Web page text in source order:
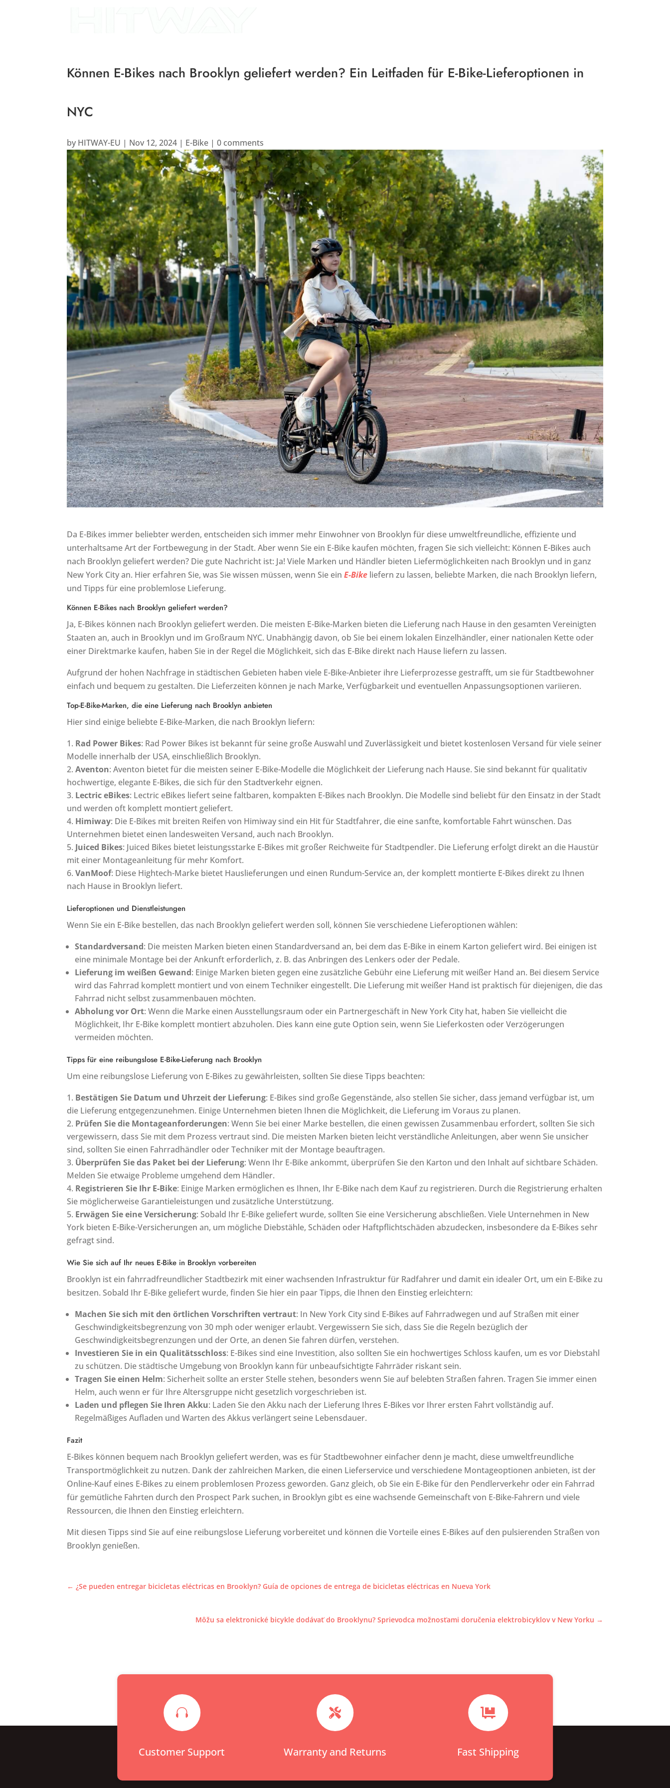
Können E-Bikes nach Brooklyn geliefert werden? Ein Leitfaden für E-Bike-Lieferoptionen in
NYC
by HITWAY-EU | Nov 12, 2024 | E-Bike |0 comments
Da E-Bikes immer beliebter werden, entscheiden sich immer mehr Einwohner von Brooklyn für diese umweltfreundliche, effiziente und
unterhaltsame Art der Fortbewegung in der Stadt. Aber wenn Sie ein E-Bike kaufen möchten, fragen Sie sich vielleicht: Können E-Bikes auch
nach Brooklyn geliefert werden? Die gute Nachricht ist: Ja! Viele Marken und Händler bieten Liefermöglichkeiten nach Brooklyn und in ganz
New York City an. Hier erfahren Sie, was Sie wissen müssen, wenn Sie einE-Bike liefern zu lassen, beliebte Marken, die nach Brooklyn liefern,
und Tipps für eine problemlose Lieferung.
Können E-Bikes nach Brooklyn geliefert werden?
Ja, E-Bikes können nach Brooklyn geliefert werden. Die meisten E-Bike-Marken bieten die Lieferung nach Hause in den gesamten Vereinigten
Staaten an, auch in Brooklyn und im Großraum NYC. Unabhängig davon, ob Sie bei einem lokalen Einzelhändler, einer nationalen Kette oder
einer Direktmarke kaufen, haben Sie in der Regel die Möglichkeit, sich das E-Bike direkt nach Hause liefern zu lassen.
Aufgrund der hohen Nachfrage in städtischen Gebieten haben viele E-Bike-Anbieter ihre Lieferprozesse gestrafft, um sie für Stadtbewohner
einfach und bequem zu gestalten. Die Lieferzeiten können je nach Marke, Verfügbarkeit und eventuellen Anpassungsoptionen variieren.
Top-E-Bike-Marken, die eine Lieferung nach Brooklyn anbieten
Hier sind einige beliebte E-Bike-Marken, die nach Brooklyn liefern:
Rad Power Bikes: Rad Power Bikes ist bekannt für seine große Auswahl und Zuverlässigkeit und bietet kostenlosen Versand für viele seiner
Modelle innerhalb der USA, einschließlich Brooklyn.
Aventon: Aventon bietet für die meisten seiner E-Bike-Modelle die Möglichkeit der Lieferung nach Hause. Sie sind bekannt für qualitativ
hochwertige, elegante E-Bikes, die sich für den Stadtverkehr eignen.
Lectric eBikes: Lectric eBikes liefert seine faltbaren, kompakten E-Bikes nach Brooklyn. Die Modelle sind beliebt für den Einsatz in der Stadt
und werden oft komplett montiert geliefert.
Himiway: Die E-Bikes mit breiten Reifen von Himiway sind ein Hit für Stadtfahrer, die eine sanfte, komfortable Fahrt wünschen. Das
Unternehmen bietet einen landesweiten Versand, auch nach Brooklyn.
Juiced Bikes: Juiced Bikes bietet leistungsstarke E-Bikes mit großer Reichweite für Stadtpendler. Die Lieferung erfolgt direkt an die Haustür
mit einer Montageanleitung für mehr Komfort.
VanMoof: Diese Hightech-Marke bietet Hauslieferungen und einen Rundum-Service an, der komplett montierte E-Bikes direkt zu Ihnen
nach Hause in Brooklyn liefert.
Lieferoptionen und Dienstleistungen
Wenn Sie ein E-Bike bestellen, das nach Brooklyn geliefert werden soll, können Sie verschiedene Lieferoptionen wählen:
Standardversand: Die meisten Marken bieten einen Standardversand an, bei dem das E-Bike in einem Karton geliefert wird. Bei einigen ist
eine minimale Montage bei der Ankunft erforderlich, z. B. das Anbringen des Lenkers oder der Pedale.
Lieferung im weißen Gewand: Einige Marken bieten gegen eine zusätzliche Gebühr eine Lieferung mit weißer Hand an. Bei diesem Service
wird das Fahrrad komplett montiert und von einem Techniker eingestellt. Die Lieferung mit weißer Hand ist praktisch für diejenigen, die das
Fahrrad nicht selbst zusammenbauen möchten.
Abholung vor Ort: Wenn die Marke einen Ausstellungsraum oder ein Partnergeschäft in New York City hat, haben Sie vielleicht die
Möglichkeit, Ihr E-Bike komplett montiert abzuholen. Dies kann eine gute Option sein, wenn Sie Lieferkosten oder Verzögerungen
vermeiden möchten.
Tipps für eine reibungslose E-Bike-Lieferung nach Brooklyn
Um eine reibungslose Lieferung von E-Bikes zu gewährleisten, sollten Sie diese Tipps beachten:
Bestätigen Sie Datum und Uhrzeit der Lieferung: E-Bikes sind große Gegenstände, also stellen Sie sicher, dass jemand verfügbar ist, um
die Lieferung entgegenzunehmen. Einige Unternehmen bieten Ihnen die Möglichkeit, die Lieferung im Voraus zu planen.
Prüfen Sie die Montageanforderungen: Wenn Sie bei einer Marke bestellen, die einen gewissen Zusammenbau erfordert, sollten Sie sich
vergewissern, dass Sie mit dem Prozess vertraut sind. Die meisten Marken bieten leicht verständliche Anleitungen, aber wenn Sie unsicher
sind, sollten Sie einen Fahrradhändler oder Techniker mit der Montage beauftragen.
Überprüfen Sie das Paket bei der Lieferung: Wenn Ihr E-Bike ankommt, überprüfen Sie den Karton und den Inhalt auf sichtbare Schäden.
Melden Sie etwaige Probleme umgehend dem Händler.
Registrieren Sie Ihr E-Bike: Einige Marken ermöglichen es Ihnen, Ihr E-Bike nach dem Kauf zu registrieren. Durch die Registrierung erhalten
Sie möglicherweise Garantieleistungen und zusätzliche Unterstützung.
Erwägen Sie eine Versicherung: Sobald Ihr E-Bike geliefert wurde, sollten Sie eine Versicherung abschließen. Viele Unternehmen in New
York bieten E-Bike-Versicherungen an, um mögliche Diebstähle, Schäden oder Haftpflichtschäden abzudecken, insbesondere da E-Bikes sehr
gefragt sind.
Wie Sie sich auf Ihr neues E-Bike in Brooklyn vorbereiten
Brooklyn ist ein fahrradfreundlicher Stadtbezirk mit einer wachsenden Infrastruktur für Radfahrer und damit ein idealer Ort, um ein E-Bike zu
besitzen. Sobald Ihr E-Bike geliefert wurde, finden Sie hier ein paar Tipps, die Ihnen den Einstieg erleichtern:
Machen Sie sich mit den örtlichen Vorschriften vertraut: In New York City sind E-Bikes auf Fahrradwegen und auf Straßen mit einer
Geschwindigkeitsbegrenzung von 30 mph oder weniger erlaubt. Vergewissern Sie sich, dass Sie die Regeln bezüglich der
Geschwindigkeitsbegrenzungen und der Orte, an denen Sie fahren dürfen, verstehen.
Investieren Sie in ein Qualitätsschloss: E-Bikes sind eine Investition, also sollten Sie ein hochwertiges Schloss kaufen, um es vor Diebstahl
zu schützen. Die städtische Umgebung von Brooklyn kann für unbeaufsichtigte Fahrräder riskant sein.
Tragen Sie einen Helm: Sicherheit sollte an erster Stelle stehen, besonders wenn Sie auf belebten Straßen fahren. Tragen Sie immer einen
Helm, auch wenn er für Ihre Altersgruppe nicht gesetzlich vorgeschrieben ist.
Laden und pflegen Sie Ihren Akku: Laden Sie den Akku nach der Lieferung Ihres E-Bikes vor Ihrer ersten Fahrt vollständig auf.
Regelmäßiges Aufladen und Warten des Akkus verlängert seine Lebensdauer.
Fazit
E-Bikes können bequem nach Brooklyn geliefert werden, was es für Stadtbewohner einfacher denn je macht, diese umweltfreundliche
Transportmöglichkeit zu nutzen. Dank der zahlreichen Marken, die einen Lieferservice und verschiedene Montageoptionen anbieten, ist der
Online-Kauf eines E-Bikes zu einem problemlosen Prozess geworden. Ganz gleich, ob Sie ein E-Bike für den Pendlerverkehr oder ein Fahrrad
für gemütliche Fahrten durch den Prospect Park suchen, in Brooklyn gibt es eine wachsende Gemeinschaft von E-Bike-Fahrern und viele
Ressourcen, die Ihnen den Einstieg erleichtern.
Mit diesen Tipps sind Sie auf eine reibungslose Lieferung vorbereitet und können die Vorteile eines E-Bikes auf den pulsierenden Straßen von
Brooklyn genießen.
←¿Se pueden entregar bicicletas eléctricas en Brooklyn? Guía de opciones de entrega de bicicletas eléctricas en Nueva York
Môžu sa elektronické bicykle dodávať do Brooklynu? Sprievodca možnosťami doručenia elektrobicyklov v New Yorku →

Customer Support

Warranty and Returns

Fast Shipping